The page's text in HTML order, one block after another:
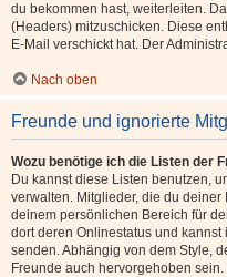
du bekommen hast, weiterleiten.
(Headers) mitzuschicken. Diese
E-Mail verschickt hat. Der
Nach oben
Freunde und ignorierte
Wozu benötige ich die Listen der
Du kannst diese Listen benutzen,
verwalten. Mitglieder, die du
deinem persönlichen Bereich für
dort deren Onlinestatus und
senden. Abhängig von dem Style,
Freunde auch hervorgehoben